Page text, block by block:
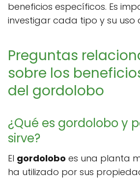
beneficios específicos. Es
investigar cada tipo y su uso
Preguntas
sobre los
del gordolobo
¿Qué es gordolobo y
sirve?
El gordolobo es una planta
ha utilizado por sus